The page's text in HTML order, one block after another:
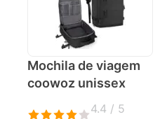
Mochila de viagem
coowoz unissex
4.4 / 5